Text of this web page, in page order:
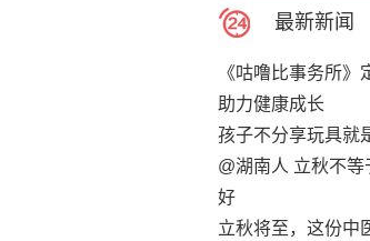
最新新闻
《咕噜比事务所
助力健康成长
孩子不分享玩具就
@湖南人 立秋不
好
立秋将至，这份中